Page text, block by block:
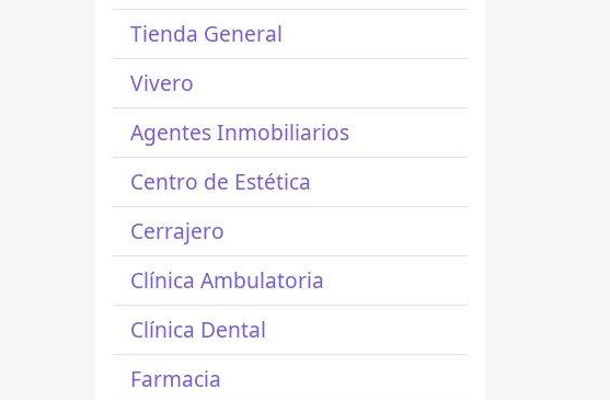
Tienda General
Vivero
Agentes Inmobiliarios
Centro de Estética
Cerrajero
Clínica Ambulatoria
Clínica Dental
Farmacia